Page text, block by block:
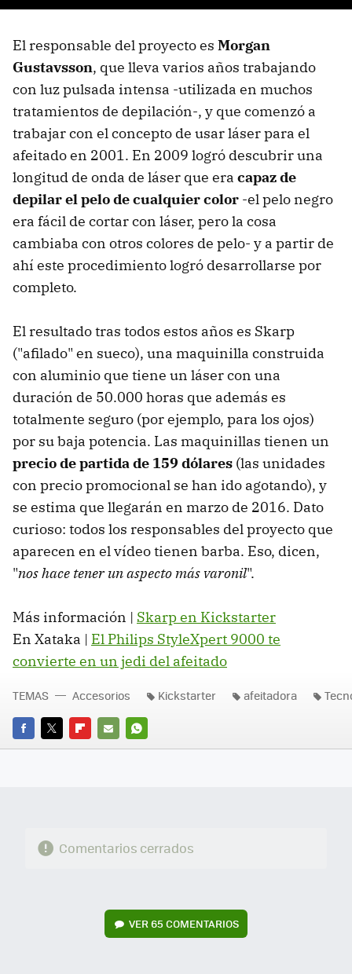
El responsable del proyecto es Morgan
Gustavsson, que lleva varios años trabajando
con luz pulsada intensa -utilizada en muchos
tratamientos de depilación-, y que comenzó a
trabajar con el concepto de usar láser para el
afeitado en 2001. En 2009 logró descubrir una
longitud de onda de láser que era capaz de
depilar el pelo de cualquier color -el pelo negro
era fácil de cortar con láser, pero la cosa
cambiaba con otros colores de pelo- y a partir de
ahí este procedimiento logró desarrollarse por
completo.
El resultado tras todos estos años es Skarp
("afilado" en sueco), una maquinilla construida
con aluminio que tiene un láser con una
duración de 50.000 horas que además es
totalmente seguro (por ejemplo, para los ojos)
por su baja potencia. Las maquinillas tienen un
precio de partida de 159 dólares (las unidades
con precio promocional se han ido agotando), y
se estima que llegarán en marzo de 2016. Dato
curioso: todos los responsables del proyecto que
aparecen en el vídeo tienen barba. Eso, dicen,
"nos hace tener un aspecto más varonil".
Más información | Skarp en Kickstarter
En Xataka | El Philips StyleXpert 9000 te
convierte en un jedi del afeitado
FACEBOOK
TWITTERFLIPBOARD
E-
WHATSAPP
TEMAS Accesorios Kickstarter afeitadora
Comentarios cerrados
VER65 COMENTARIOS